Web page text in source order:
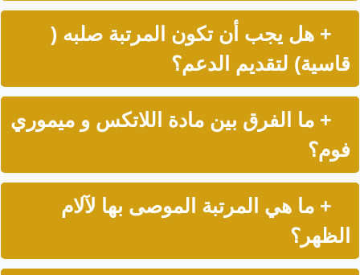
+ هل يجب أن تكون المرتبة صلبه (
قاسية) لتقديم الدعم؟
+ ما الفرق بين مادة اللاتكس و ميموري
فوم؟
+ ما هي المرتبة الموصى بها لآلام
الظهر؟